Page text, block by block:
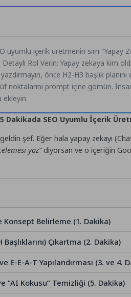
uyumlu içerik üretmenin sırrı "Yapay
Detaylı Rol Verin: Yapay zekaya kim
önce H2-H3 başlık
noktalarını prompt içine gömün.
ekleyin.
Dakikada SEO Uyumlu İçerik
şef. Eğer hala yapay zekayı
yaz”diyorsan ve o içeriğin
Konsept Belirleme (1. Dakika)
Çıkartma (2. Dakika)
E-E-A-T Yapılandırması (3. ve 4.
“AI Kokusu” Temizliği (5. Dakika)